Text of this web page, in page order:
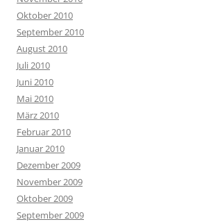
Oktober 2010
September 2010
August 2010
Juli 2010
Juni 2010
Mai 2010
März 2010
Februar 2010
Januar 2010
Dezember 2009
November 2009
Oktober 2009
September 2009